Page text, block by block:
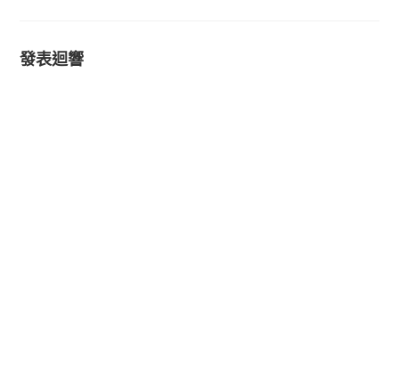
發表迴響